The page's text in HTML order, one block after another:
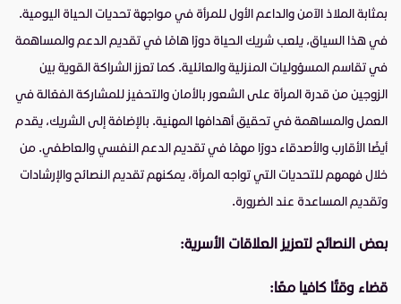
بمثابة الملاذ الآمن والداعم الأول للمرأة في مواجهة تحديات الحياة اليومية.
في هذا السياق، يلعب شريك الحياة دورًا هامًا في تقديم الدعم والمساهمة
في تقاسم المسؤوليات المنزلية والعائلية. كما تعزز الشراكة القوية بين
الزوجين من قدرة المرأة على الشعور بالأمان والتحفيز للمشاركة الفعّالة في
العمل والمساهمة في تحقيق أهدافها المهنية. بالإضافة إلى الشريك، يقدم
أيضًا الأقارب والأصدقاء دورًا مهمًا في تقديم الدعم النفسي والعاطفي. من
خلال فهمهم للتحديات التي تواجه المرأة، يمكنهم تقديم النصائح والإرشادات
وتقديم المساعدة عند الضرورة.
بعض النصائح لتعزيز العلاقات الأسرية:
قضاء وقتًا كافيا معًا: